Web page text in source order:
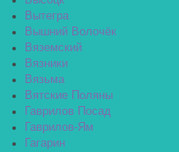
Вытегра
Вышний Волочёк
Вяземский
Вязники
Вязьма
Вятские Поляны
Гаврилов Посад
Гаврилов-Ям
Гагарин